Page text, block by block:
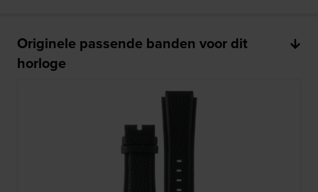
Originele passende banden voor dit
horloge